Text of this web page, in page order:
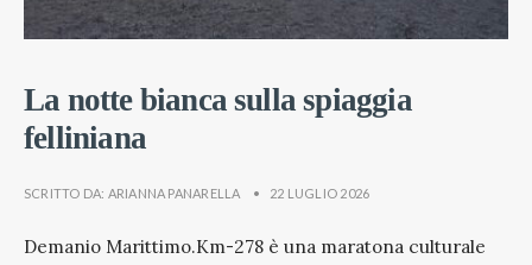
La notte bianca sulla spiaggia
felliniana
SCRITTO DA: ARIANNA PANARELLA • 22 LUGLIO 2026
Demanio Marittimo.Km-278 è una maratona culturale